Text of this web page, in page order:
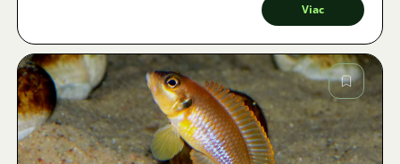
Viac
Obrázok